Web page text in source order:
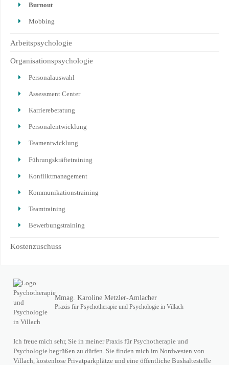
Burnout
Mobbing
Arbeitspsychologie
Organisationspsychologie
Personalauswahl
Assessment Center
Karriereberatung
Personalentwicklung
Teamentwicklung
Führungskräftetraining
Konfliktmanagement
Kommunikationstraining
Teamtraining
Bewerbungstraining
Kostenzuschuss
Mmag. Karoline Metzler-Amlacher
Praxis für Psychotherapie und Psychologie in Villach
Ich freue mich sehr, Sie in meiner Praxis für Psychotherapie und
Psychologie begrüßen zu dürfen. Sie finden mich im Nordwesten von
Villach, kostenlose Privatparkplätze und eine öffentliche Bushaltestelle